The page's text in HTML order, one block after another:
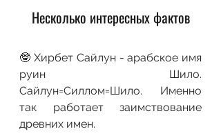
Несколько интересных фактов
🤓 Хирбет Сайлун - арабское имя
руин Шило.
Сайлун=Силлом=Шило. Именно
так работает заимствование
древних имен.